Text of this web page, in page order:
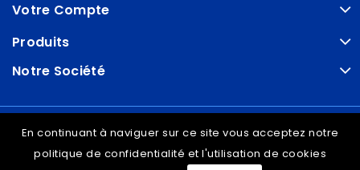
Votre Compte
Produits
Notre Société
© VDRAM - 2026
En continuant à naviguer sur ce site vous acceptez notre
politique de confidentialité et l'utilisation de cookies